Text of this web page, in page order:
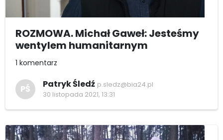
ROZMOWA. Michał Gaweł: Jesteśmy
wentylem humanitarnym
1 komentarz
PŚ Patryk Śledź p.sledz@bia24.pl
30 listopada 2021, 13:31